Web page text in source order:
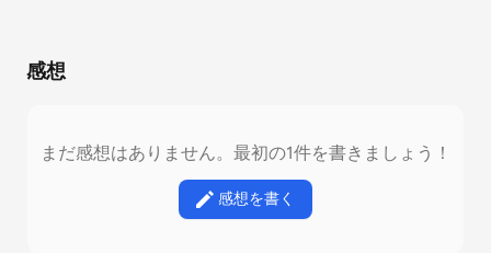
感想
まだ感想はありません。最初の1件を書きましょう！
感想を書く